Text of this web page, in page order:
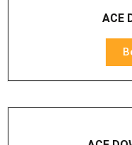
ACE